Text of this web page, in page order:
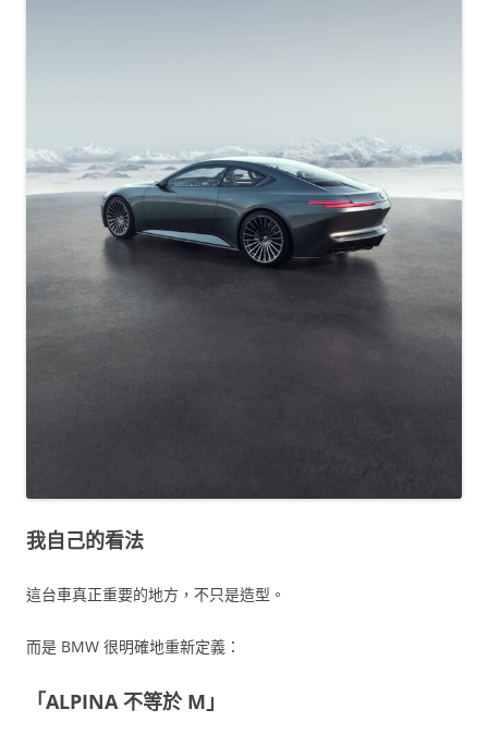
我自己的看法
這台車真正重要的地方，不只是造型。
而是 BMW 很明確地重新定義：
「ALPINA 不等於 M」